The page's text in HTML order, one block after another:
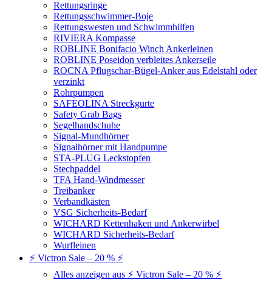
Rettungsringe
Rettungsschwimmer-Boje
Rettungswesten und Schwimmhilfen
RIVIERA Kompasse
ROBLINE Bonifacio Winch Ankerleinen
ROBLINE Poseidon verbleites Ankerseile
ROCNA Pflugschar-Bügel-Anker aus Edelstahl oder
verzinkt
Rohrpumpen
SAFEOLINA Streckgurte
Safety Grab Bags
Segelhandschuhe
Signal-Mundhörner
Signalhörner mit Handpumpe
STA-PLUG Leckstopfen
Stechpaddel
TFA Hand-Windmesser
Treibanker
Verbandkästen
VSG Sicherheits-Bedarf
WICHARD Kettenhaken und Ankerwirbel
WICHARD Sicherheits-Bedarf
Wurfleinen
⚡ Victron Sale – 20 % ⚡
Alles anzeigen aus ⚡ Victron Sale – 20 % ⚡